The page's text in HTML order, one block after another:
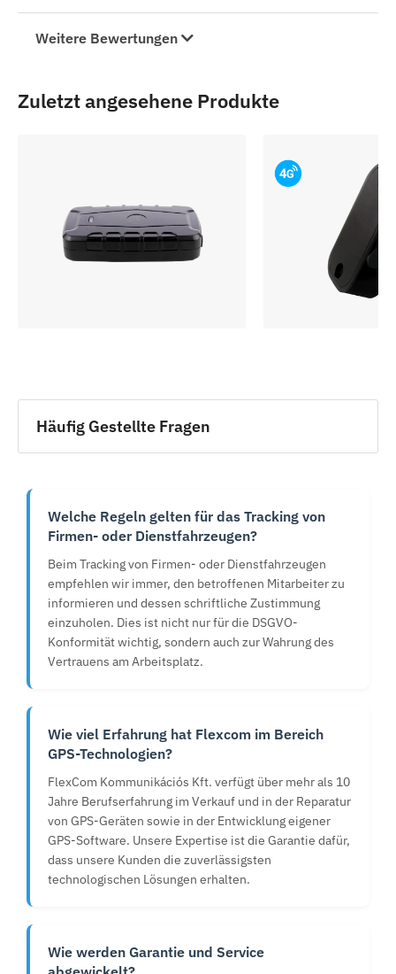
Weitere Bewertungen
Zuletzt angesehene Produkte
Häufig Gestellte Fragen
Welche Regeln gelten für das Tracking von
Firmen- oder Dienstfahrzeugen?
Beim Tracking von Firmen- oder Dienstfahrzeugen
empfehlen wir immer, den betroffenen Mitarbeiter zu
informieren und dessen schriftliche Zustimmung
einzuholen. Dies ist nicht nur für die DSGVO-
Konformität wichtig, sondern auch zur Wahrung des
Vertrauens am Arbeitsplatz.
Wie viel Erfahrung hat Flexcom im Bereich
GPS-Technologien?
FlexCom Kommunikációs Kft. verfügt über mehr als 10
Jahre Berufserfahrung im Verkauf und in der Reparatur
von GPS-Geräten sowie in der Entwicklung eigener
GPS-Software. Unsere Expertise ist die Garantie dafür,
dass unsere Kunden die zuverlässigsten
technologischen Lösungen erhalten.
Wie werden Garantie und Service